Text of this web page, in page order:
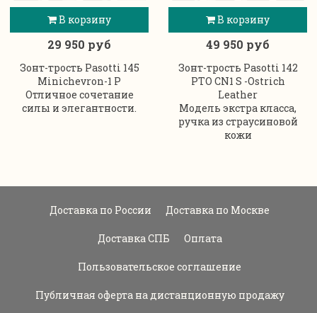
В корзину
29 950 руб
Зонт-трость Pasotti 145
Minichevron-1 P
Отличное сочетание
силы и элегантности.
В корзину
49 950 руб
Зонт-трость Pasotti 142
PTO CN1 S -Ostrich
Leather
Модель экстра класса,
ручка из страусиновой
кожи
Доставка по России Доставка по Москве
Доставка СПБ Оплата
Пользовательское соглашение
Публичная оферта на дистанционную продажу